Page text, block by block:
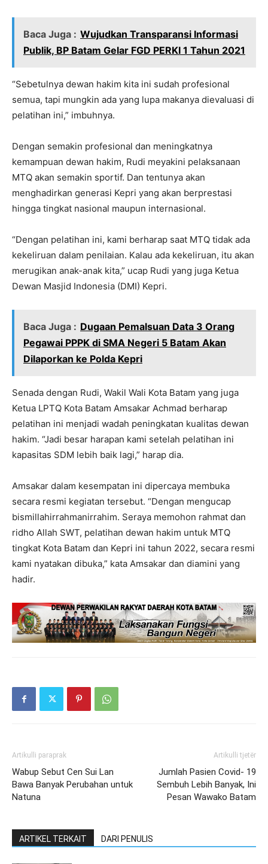
Baca Juga : Wujudkan Transparansi Informasi
Publik, BP Batam Gelar FGD PERKI 1 Tahun 2021
“Sebetulnya dewan hakim kita ini sudah profesional
semua, tapi mungkin ada yang lupa makanya dievaluasi di
pelatihan ini,” imbuhnya.
Dengan semakin profesional dan meningkatnya
kemampuan dewan hakim, Rudi meyakini pelaksanaan
MTQ akan semakin sportif. Dan tentunya akan
menghadirkan generasi Kepri yang akan berprestasi
hingga tingkat nasional maupun internasional.
“Dengan pelatihan ini, kami berharap saat MTQ tidak ada
kekeliruan dalam penilaian. Kalau ada kekeliruan, itu akan
merugikan anak-anak kita,” ucap Rudi yang juga Ketua
Dewan Masjid Indonesia (DMI) Kepri.
Baca Juga : Dugaan Pemalsuan Data 3 Orang
Pegawai PPPK di SMA Negeri 5 Batam Akan
Dilaporkan ke Polda Kepri
Senada dengan Rudi, Wakil Wali Kota Batam yang juga
Ketua LPTQ Kota Batam Amsakar Achmad berharap
pelatihan ini menjadi wadah peningkatan kualitas dewan
hakim. “Jadi besar harapan kami setelah pelatihan ini
kapasitas SDM lebih baik lagi,” harap dia.
Amsakar dalam kesempatan ini dipercaya membuka
secara resmi kegiatan tersebut. “Dengan mengucap
bismillahirrahmanirrahim. Seraya memohon rahmat dan
ridho Allah SWT, pelatihan dewan hakim untuk MTQ
tingkat Kota Batam dan Kepri ini tahun 2022, secara resmi
kami nyatakan dibuka,” kata Amsakar dan diamini yang
hadir.
Artikulli paraprak
Wabup Sebut Cen Sui Lan
Bawa Banyak Perubahan untuk
Natuna
Artikulli tjetër
Jumlah Pasien Covid- 19
Sembuh Lebih Banyak, Ini
Pesan Wawako Batam
ARTIKEL TERKAIT DARI PENULIS